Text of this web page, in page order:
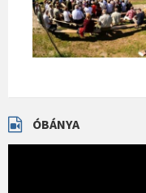
ÓBÁNYA